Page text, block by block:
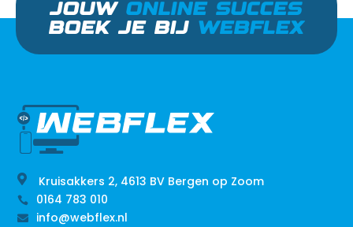
JOUW ONLINE SUCCES
BOEK JE BIJ WEBFLEX
 Kruisakkers 2, 4613 BV Bergen op Zoom
 0164 783 010

info@webflex.nl